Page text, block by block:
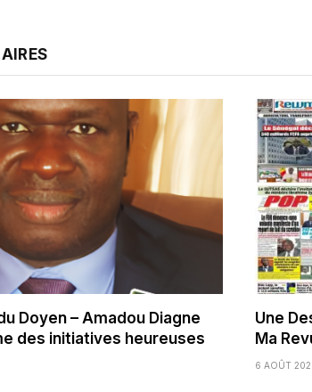
Doyen – Amadou Diagne
des initiatives heureuses
Une
Ma
6 AOÛT